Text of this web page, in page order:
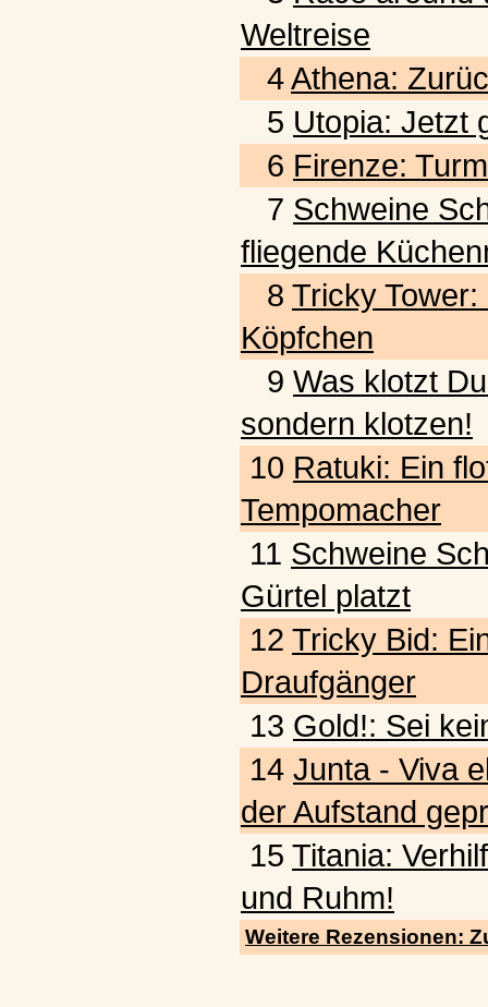
Weltreise
4Athena:
5 Utopia: Jetzt
6 Firenze:
7 Schweine
fliegende
8 Tricky
Köpfchen
9 Was klotzt
sondern klotzen!
10 Ratuki: Ein
Tempomacher
11 Schweine
Gürtel platzt
12 Tricky Bid:
Draufgänger
13 Gold!: Sei
14 Junta - Viva
der Aufstand
15 Titania:
und Ruhm!
Weitere Rezensionen: